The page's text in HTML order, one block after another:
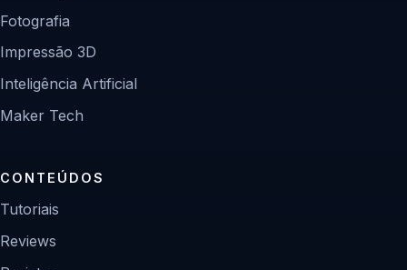
Fotografia
Impressão 3D
Inteligência Artificial
Maker Tech
CONTEÚDOS
Tutoriais
Reviews